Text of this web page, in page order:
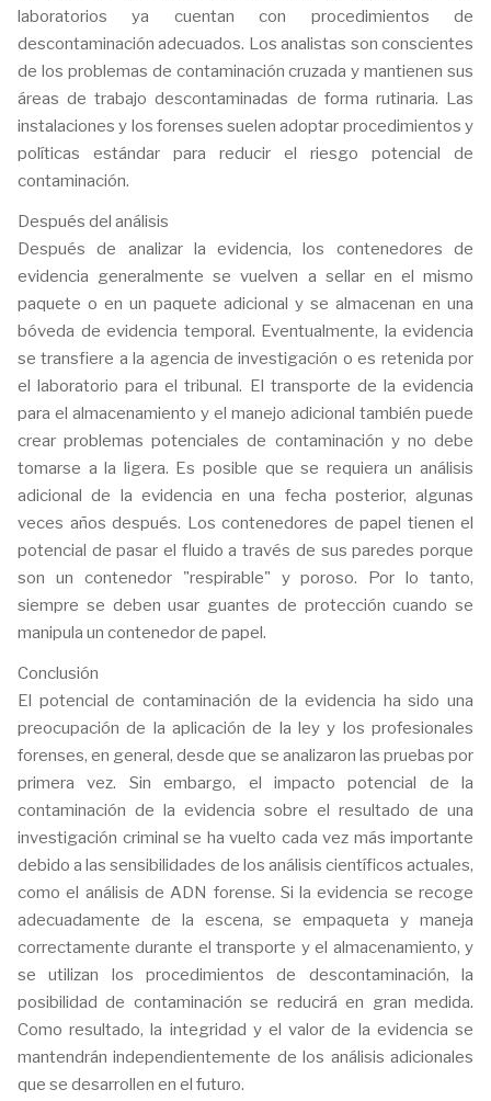
laboratorios ya cuentan con procedimientos de
descontaminación adecuados. Los analistas son conscientes
de los problemas de contaminación cruzada y mantienen sus
áreas de trabajo descontaminadas de forma rutinaria. Las
instalaciones y los forenses suelen adoptar procedimientos y
políticas estándar para reducir el riesgo potencial de
contaminación.
Después del análisis
Después de analizar la evidencia, los contenedores de
evidencia generalmente se vuelven a sellar en el mismo
paquete o en un paquete adicional y se almacenan en una
bóveda de evidencia temporal. Eventualmente, la evidencia
se transfiere a la agencia de investigación o es retenida por
el laboratorio para el tribunal. El transporte de la evidencia
para el almacenamiento y el manejo adicional también puede
crear problemas potenciales de contaminación y no debe
tomarse a la ligera. Es posible que se requiera un análisis
adicional de la evidencia en una fecha posterior, algunas
veces años después. Los contenedores de papel tienen el
potencial de pasar el fluido a través de sus paredes porque
son un contenedor "respirable" y poroso. Por lo tanto,
siempre se deben usar guantes de protección cuando se
manipula un contenedor de papel.
Conclusión
El potencial de contaminación de la evidencia ha sido una
preocupación de la aplicación de la ley y los profesionales
forenses, en general, desde que se analizaron las pruebas por
primera vez. Sin embargo, el impacto potencial de la
contaminación de la evidencia sobre el resultado de una
investigación criminal se ha vuelto cada vez más importante
debido a las sensibilidades de los análisis científicos actuales,
como el análisis de ADN forense. Si la evidencia se recoge
adecuadamente de la escena, se empaqueta y maneja
correctamente durante el transporte y el almacenamiento, y
se utilizan los procedimientos de descontaminación, la
posibilidad de contaminación se reducirá en gran medida.
Como resultado, la integridad y el valor de la evidencia se
mantendrán independientemente de los análisis adicionales
que se desarrollen en el futuro.